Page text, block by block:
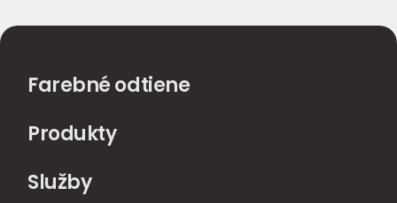
Farebné odtiene
Produkty
Služby